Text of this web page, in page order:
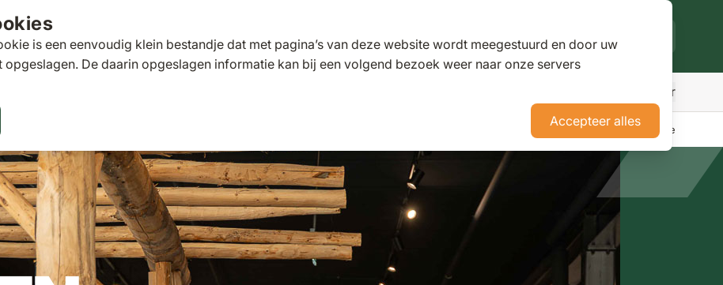
is een eenvoudig klein bestandje dat met pagina’s van deze website wordt meegestuurd en door uw
De daarin opgeslagen informatie kan bij een volgend bezoek weer naar onze servers
Accepteer alles
for Loungesets
submenu for Tuinstoelen
Meer
AdviesNieuwsKlantenservice